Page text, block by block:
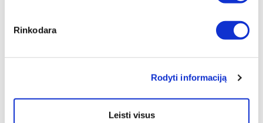
Rinkodara
Rodyti informaciją
Leisti visusTEPAMAS CINKAS 300, 500ML